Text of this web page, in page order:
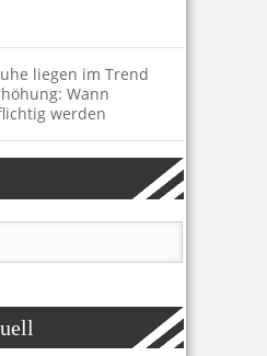
liegen im Trend
Wann
werden